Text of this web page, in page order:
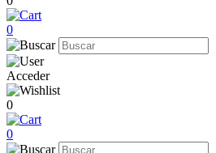
0
Acceder
0
0